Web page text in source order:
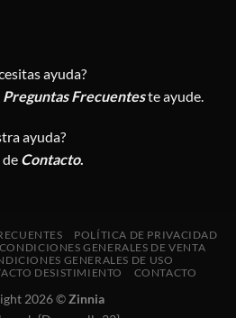
ayuda?
Preguntas Frecuenteste ayude.
ayuda?
de Contacto.
POLÍTICA DE PRIVACIDAD
CONDICIONES GENERALES DE VENTA
GENERALES DE USO
DESISTIMIENTO CONTACTO
2026 ©Zinnia